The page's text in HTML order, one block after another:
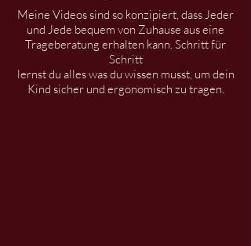
Meine Videos sind so konzipiert, dass Jeder
und Jede bequem von Zuhause aus eine
Trageberatung erhalten kann. Schritt für
Schritt
lernst du alles was du wissen musst, um dein
Kind sicher und ergonomisch zu tragen.